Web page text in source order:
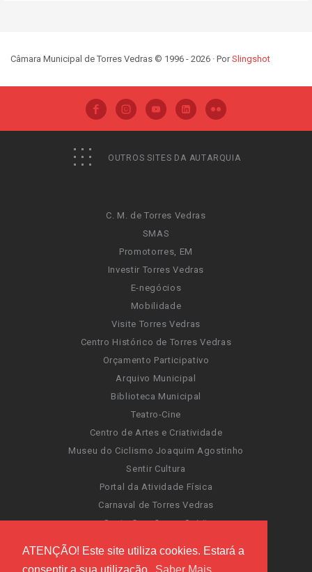
ATENÇÃO! Este site utiliza cookies. Estará a
Câmara Municipal de Torres Vedras © 1996 - 2026 · PorSlingshot
OUTROS SITES DA AUTARQUIA
C. M. de Torres Vedras
SMAS
Promotorres, EM
Investir Torres Vedras
E-negócios
Mobilidade
Visite Torres Vedras
Centro Histórico de Torres Vedras
Orçamento Participativo
Arquivo Municipal
Biblioteca Municipal
Teatro-Cine
Centro de Artes e Criatividade
Museu do Ciclismo Joaquim Agostinho
Sentir Cultura
Portal da Atividade Física
Carnaval de Torres Vedras
Santa Cruz Ocean Spirit